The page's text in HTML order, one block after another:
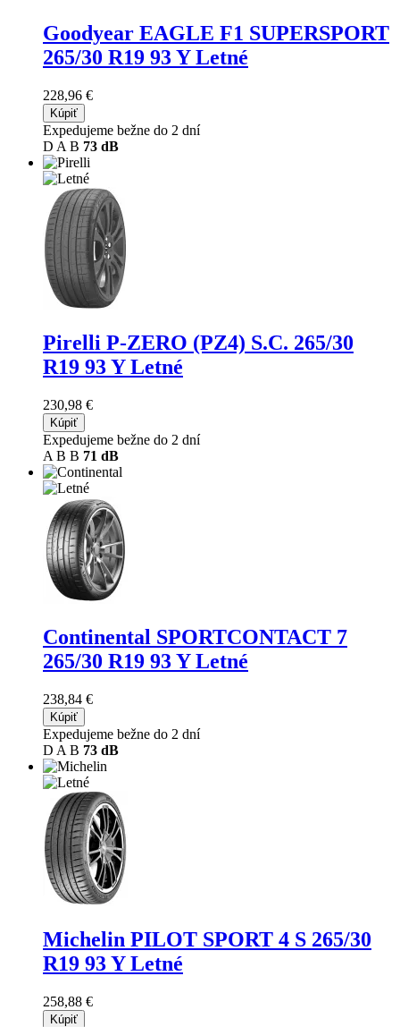
Goodyear EAGLE F1 SUPERSPORT
265/30 R19 93 Y Letné
228,96 €
Kúpiť
Expedujeme bežne do 2 dní
D A B 73 dB
Pirelli P-ZERO (PZ4) S.C. 265/30
R19 93 Y Letné
230,98 €
Kúpiť
Expedujeme bežne do 2 dní
A B B 71 dB
Continental SPORTCONTACT 7
265/30 R19 93 Y Letné
238,84 €
Kúpiť
Expedujeme bežne do 2 dní
D A B 73 dB
Michelin PILOT SPORT 4 S 265/30
R19 93 Y Letné
258,88 €
Kúpiť